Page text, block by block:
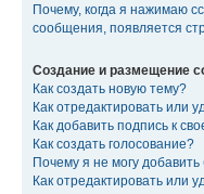
Почему, когда я нажимаю
сообщения, появляется
Создание и размещение
Как создать новую тему?
Как отредактировать или
Как добавить подпись к
Как создать голосование?
Почему я не могу
Как отредактировать или